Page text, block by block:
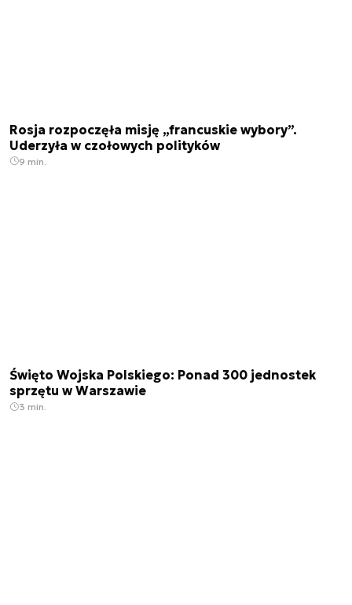
Rosja rozpoczęła misję „francuskie wybory”.
Uderzyła w czołowych polityków
9 min.
Święto Wojska Polskiego: Ponad 300 jednostek
sprzętu w Warszawie
3 min.